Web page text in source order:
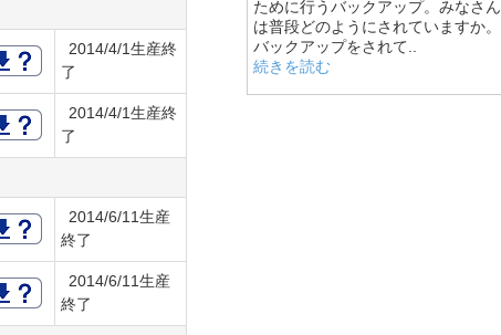
2014/4/1生産終
了
2014/4/1生産終
了
2014/6/11生産
終了
2014/6/11生産
終了
ために行うバックアップ。みなさん
は普段どのようにされていますか。
バックアップをされて..
続きを読む